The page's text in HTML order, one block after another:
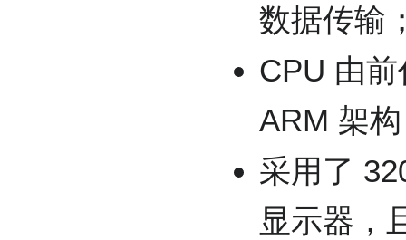
数据传输
CPU 由
ARM 架
采用了
显示器，